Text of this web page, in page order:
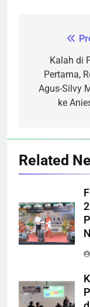
Navigasi
posKalah di
Pertama,
Agus-Silvy
ke
Related